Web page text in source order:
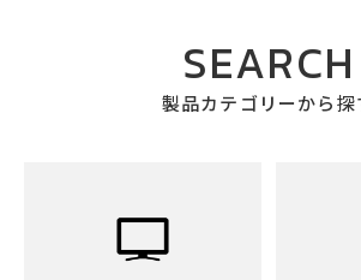
SEARCH
製品カテゴリーから探